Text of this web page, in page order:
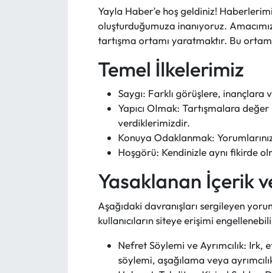
Yayla Haber'e hoş geldiniz!
oluşturduğumuza inanıyoruz.
tartışma ortamı yaratmaktır. Bu
Temel İlkelerimiz
Saygı: Farklı görüşlere, inançlara
Yapıcı Olmak: Tartışmalara
verdiklerimizdir.
Konuya Odaklanmak:
Hoşgörü: Kendinizle aynı fikirde
Yasaklanan İçerik
Aşağıdaki davranışları sergileyen
kullanıcıların siteye erişimi
Nefret Söylemi ve Ayrımcılık:
söylemi, aşağılama veya
Boğazkale Haberleri
Çorum Haberleri
Çorum Son Dakika Haberleri
Dodurga Haberleri
İskilip Haberleri
TFF 1.Lig Puan Durumu ve Fikstür
Tüm Manşetler
Son Dakika Haberleri